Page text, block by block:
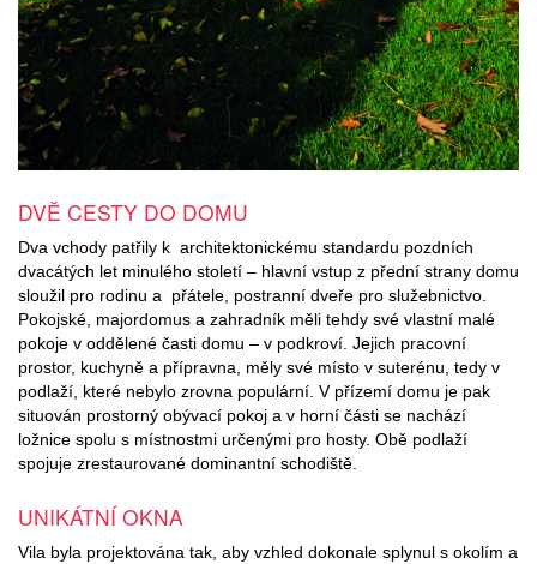
DVĚ CESTY DO DOMU
Dva vchody patřily k architektonickému standardu pozdních
dvacátých let minulého století – hlavní vstup z přední strany domu
sloužil pro rodinu a přátele, postranní dveře pro služebnictvo.
Pokojské, majordomus a zahradník měli tehdy své vlastní malé
pokoje v oddělené časti domu – v podkroví. Jejich pracovní
prostor, kuchyně a přípravna, měly své místo v suterénu, tedy v
podlaží, které nebylo zrovna populární. V přízemí domu je pak
situován prostorný obývací pokoj a v horní části se nachází
ložnice spolu s místnostmi určenými pro hosty. Obě podlaží
spojuje zrestaurované dominantní schodiště.
UNIKÁTNÍ OKNA
Vila byla projektována tak, aby vzhled dokonale splynul s okolím a